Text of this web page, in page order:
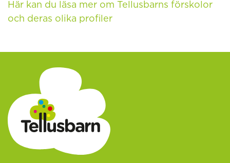
Här kan du läsa mer om Tellusbarns förskolor
och deras olika profiler